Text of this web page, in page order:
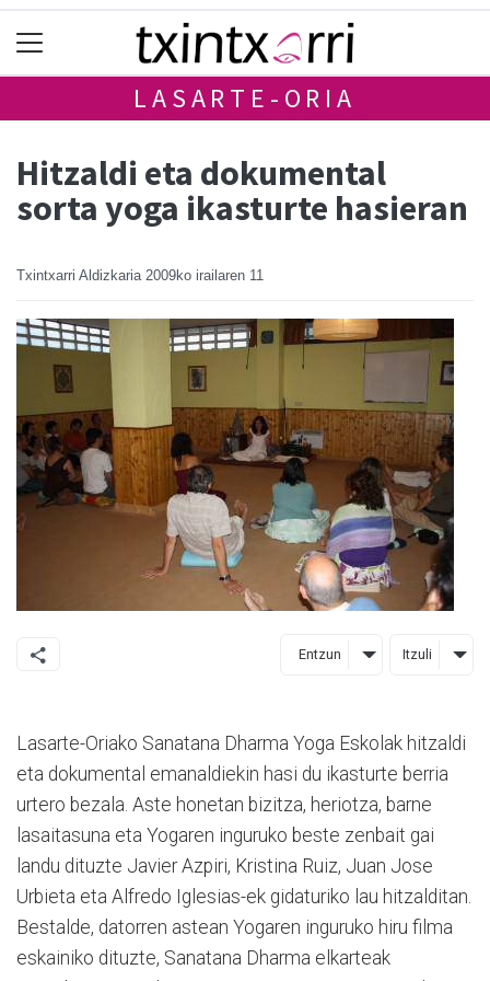
LASARTE-ORIA
Hitzaldi eta dokumental
sorta yoga ikasturte hasieran
Txintxarri Aldizkaria 2009ko irailaren 11
Entzun Itzuli
Lasarte-Oriako Sanatana Dharma Yoga Eskolak hitzaldi
eta dokumental emanaldiekin hasi du ikasturte berria
urtero bezala. Aste honetan bizitza, heriotza, barne
lasaitasuna eta Yogaren inguruko beste zenbait gai
landu dituzte Javier Azpiri, Kristina Ruiz, Juan Jose
Urbieta eta Alfredo Iglesias-ek gidaturiko lau hitzalditan.
Bestalde, datorren astean Yogaren inguruko hiru filma
eskainiko dituzte, Sanatana Dharma elkarteak